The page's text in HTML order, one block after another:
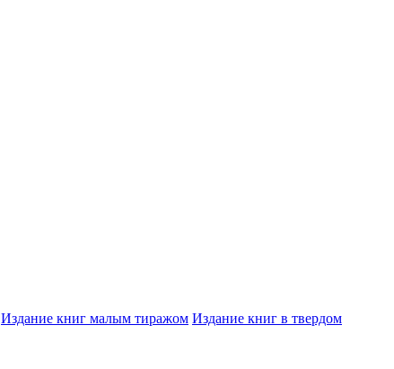
Издание книг малым тиражом Издание книг в твердом